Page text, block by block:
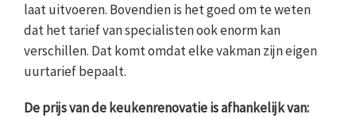
laat uitvoeren. Bovendien is het goed om te weten
dat het tarief van specialisten ook enorm kan
verschillen. Dat komt omdat elke vakman zijn eigen
uurtarief bepaalt.
De prijs van de keukenrenovatie is afhankelijk van: